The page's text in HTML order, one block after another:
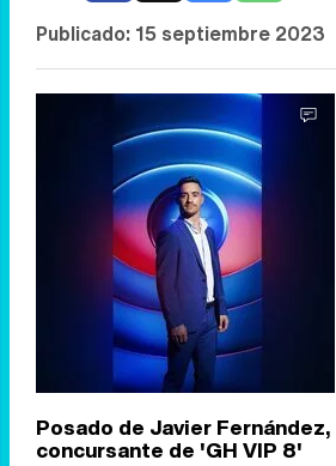
Publicado: 15 septiembre 2023
Posado de Javier Fernández,
concursante de 'GH VIP 8'